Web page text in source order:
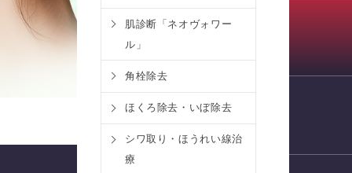
肌診断「ネオヴォワー
ル」
角栓除去
ほくろ除去・いぼ除去
シワ取り・ほうれい線治
療